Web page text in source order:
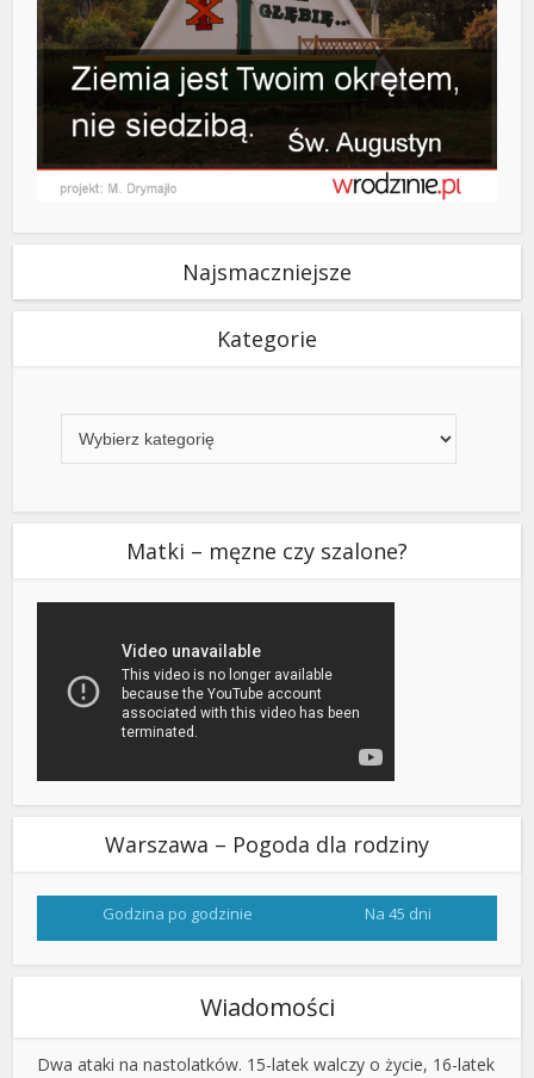
Najsmaczniejsze
Kategorie
Matki – męzne czy szalone?
Warszawa – Pogoda dla rodziny
Godzina po godzinie Na 45 dni
Wiadomości
Dwa ataki na nastolatków. 15-latek walczy o życie, 16-latek